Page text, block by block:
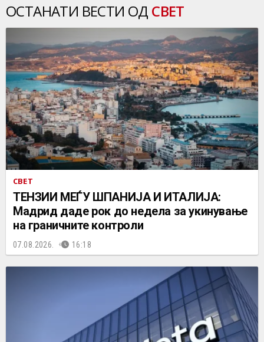
ОСТАНАТИ ВЕСТИ ОД СВЕТ
СВЕТ
ТЕНЗИИ МЕЃУ ШПАНИЈА И ИТАЛИЈА:
Мадрид даде рок до недела за укинување
на граничните контроли
07.08.2026. 16:18